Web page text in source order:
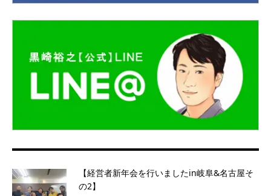
【経営者新年会を行いましたin岐阜&名古屋そ
の2】